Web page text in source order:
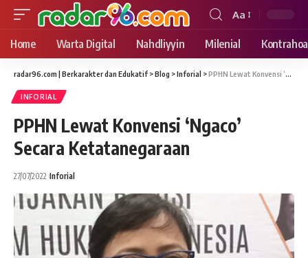
Font
Resizer
Aa
Home Warta Digital Nahdliyyin Milenial
radar96.com | Berkarakter dan Edukatif >Blog >Inforial >PPHN Lewat Konvensi ‘Ngaco’ Secara Ketatanegaraan
INFORIAL
PPHN Lewat Konvensi ‘Ngaco’
Secara Ketatanegaraan
27/07/2022 Inforial